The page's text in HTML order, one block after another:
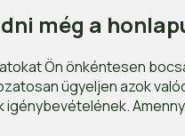
még a
Ön önkéntesen
ügyeljen azok